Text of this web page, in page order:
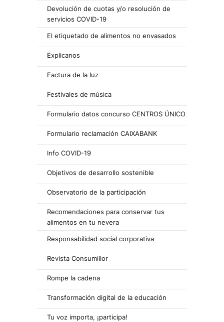
Devolución de cuotas y/o resolución de
servicios COVID-19
El etiquetado de alimentos no envasados
Explicanos
Factura de la luz
Festivales de música
Formulario datos concurso CENTROS ÚNICO
Formulario reclamación CAIXABANK
Info COVID-19
Objetivos de desarrollo sostenible
Observatorio de la participación
Recomendaciones para conservar tus
alimentos en tu nevera
Responsabilidad social corporativa
Revista Consumillor
Rompe la cadena
Transformación digital de la educación
Tu voz importa, ¡participa!